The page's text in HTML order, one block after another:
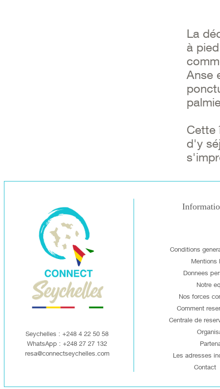
La
à
Anse
Cette
d'y
Seychelles : +248 4 22 50 58
WhatsApp : +248 27 27 132
resa@connectseychelles.com
Conditions
Mentions
Donnees
Notre
Nos forces
Comment
Centrale de
Les adresses
Contact